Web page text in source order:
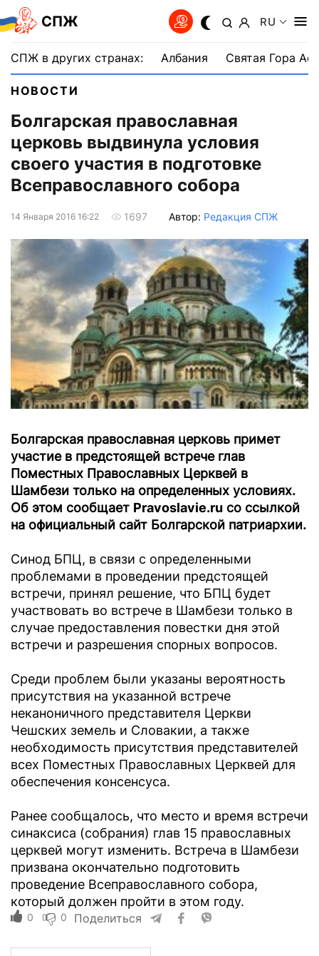
СПЖ RU
СПЖ в других странах: Албания Святая Гора
НОВОСТИ
Болгарская православная
церковь выдвинула условия
своего участия в подготовке
Всеправославного собора
14 Января 2016 16:22 1697 Автор: Редакция СПЖ
Болгарская православная церковь примет
участие в предстоящей встрече глав
Поместных Православных Церквей в
Шамбези только на определенных условиях.
Об этом сообщает Pravoslavie.ru со ссылкой
на официальный сайт Болгарской патриархии.
Синод БПЦ, в связи с определенными
проблемами в проведении предстоящей
встречи, принял решение, что БПЦ будет
участвовать во встрече в Шамбези только в
случае предоставления повестки дня этой
встречи и разрешения спорных вопросов.
Среди проблем были указаны вероятность
присутствия на указанной встрече
неканоничного представителя Церкви
Чешских земель и Словакии, а также
необходимость присутствия представителей
всех Поместных Православных Церквей для
обеспечения консенсуса.
Ранее сообщалось, что место и время встречи
синаксиса (собрания) глав 15 православных
церквей могут изменить. Встреча в Шамбези
призвана окончательно подготовить
проведение Всеправославного собора,
который должен пройти в этом году.
0 0 Поделиться